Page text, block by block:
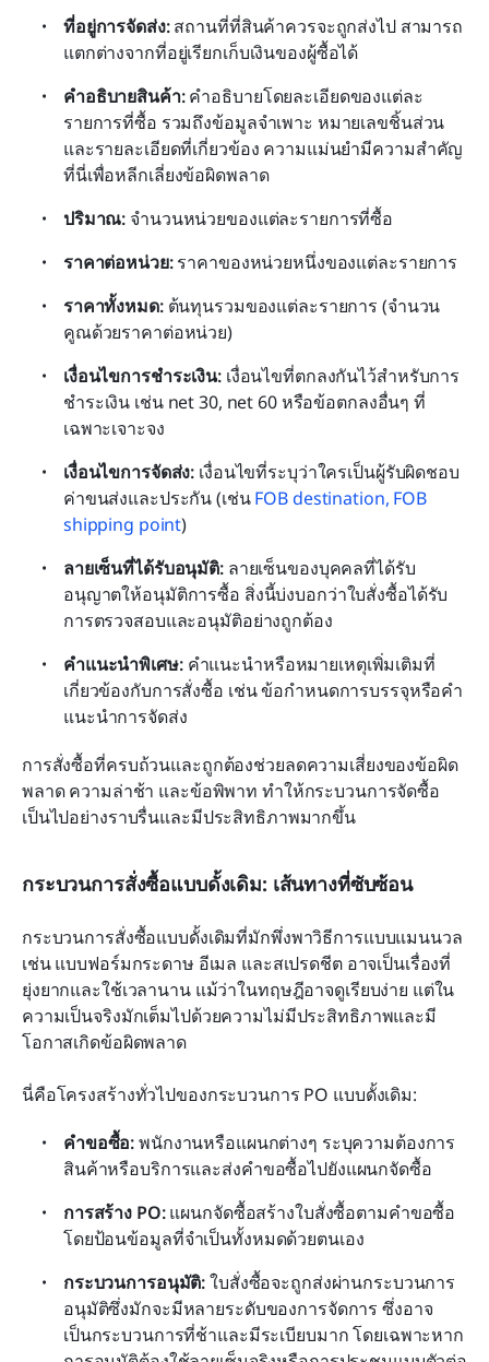
ที่อยู่การจัดส่ง: สถานที่ที่สินค้าควรจะถูกส่งไป สามารถ
แตกต่างจากที่อยู่เรียกเก็บเงินของผู้ซื้อได้
คำอธิบายสินค้า: คำอธิบายโดยละเอียดของแต่ละ
รายการที่ซื้อ รวมถึงข้อมูลจำเพาะ หมายเลขชิ้นส่วน
และรายละเอียดที่เกี่ยวข้อง ความแม่นยำมีความสำคัญ
ที่นี่เพื่อหลีกเลี่ยงข้อผิดพลาด
ปริมาณ: จำนวนหน่วยของแต่ละรายการที่ซื้อ
ราคาต่อหน่วย: ราคาของหน่วยหนึ่งของแต่ละรายการ
ราคาทั้งหมด: ต้นทุนรวมของแต่ละรายการ (จำนวน
คูณด้วยราคาต่อหน่วย)
เงื่อนไขการชำระเงิน: เงื่อนไขที่ตกลงกันไว้สำหรับการ
ชำระเงิน เช่น net 30, net 60 หรือข้อตกลงอื่นๆ ที่
เฉพาะเจาะจง
เงื่อนไขการจัดส่ง: เงื่อนไขที่ระบุว่าใครเป็นผู้รับผิดชอบ
ค่าขนส่งและประกัน (เช่น FOB destination, FOB
shipping point)
ลายเซ็นที่ได้รับอนุมัติ: ลายเซ็นของบุคคลที่ได้รับ
อนุญาตให้อนุมัติการซื้อ สิ่งนี้บ่งบอกว่าใบสั่งซื้อได้รับ
การตรวจสอบและอนุมัติอย่างถูกต้อง
คำแนะนำพิเศษ: คำแนะนำหรือหมายเหตุเพิ่มเติมที่
เกี่ยวข้องกับการสั่งซื้อ เช่น ข้อกำหนดการบรรจุหรือคำ
แนะนำการจัดส่ง
การสั่งซื้อที่ครบถ้วนและถูกต้องช่วยลดความเสี่ยงของข้อผิด
พลาด ความล่าช้า และข้อพิพาท ทำให้กระบวนการจัดซื้อ
เป็นไปอย่างราบรื่นและมีประสิทธิภาพมากขึ้น
กระบวนการสั่งซื้อแบบดั้งเดิม: เส้นทางที่ซับซ้อน
กระบวนการสั่งซื้อแบบดั้งเดิมที่มักพึ่งพาวิธีการแบบแมนนวล
เช่น แบบฟอร์มกระดาษ อีเมล และสเปรดชีต อาจเป็นเรื่องที่
ยุ่งยากและใช้เวลานาน แม้ว่าในทฤษฎีอาจดูเรียบง่าย แต่ใน
ความเป็นจริงมักเต็มไปด้วยความไม่มีประสิทธิภาพและมี
โอกาสเกิดข้อผิดพลาด
นี่คือโครงสร้างทั่วไปของกระบวนการ PO แบบดั้งเดิม:
คำขอซื้อ: พนักงานหรือแผนกต่างๆ ระบุความต้องการ
สินค้าหรือบริการและส่งคำขอซื้อไปยังแผนกจัดซื้อ
การสร้าง PO: แผนกจัดซื้อสร้างใบสั่งซื้อตามคำขอซื้อ
โดยป้อนข้อมูลที่จำเป็นทั้งหมดด้วยตนเอง
กระบวนการอนุมัติ: ใบสั่งซื้อจะถูกส่งผ่านกระบวนการ
อนุมัติซึ่งมักจะมีหลายระดับของการจัดการ ซึ่งอาจ
เป็นกระบวนการที่ช้าและมีระเบียบมาก โดยเฉพาะหาก